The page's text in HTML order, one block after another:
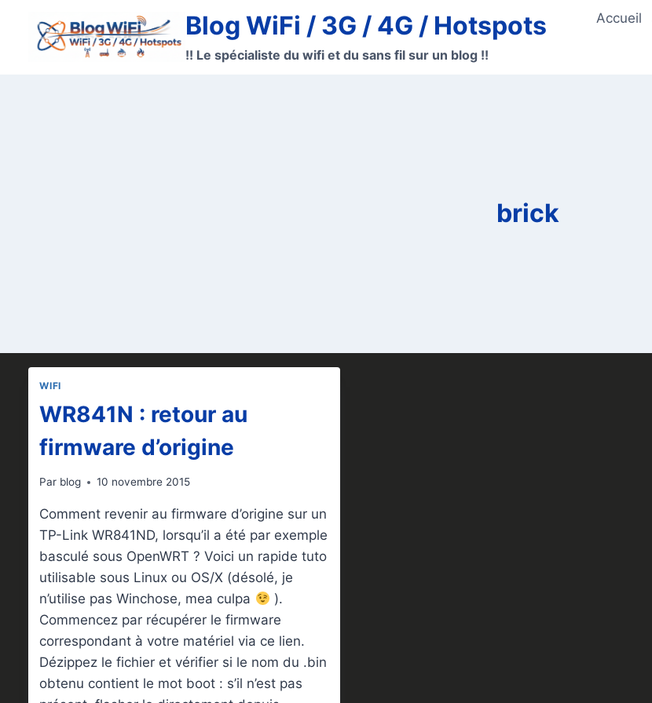
contenu
Blog WiFi / 3G / 4G / Hotspots
!! Le spécialiste du wifi et du sans fil sur un blog !!
Accueil
brick
WIFI
WR841N : retour au
firmware d’origine
Par blog 10 novembre 2015
Comment revenir au firmware d’origine sur un
TP-Link WR841ND, lorsqu’il a été par exemple
basculé sous OpenWRT ? Voici un rapide tuto
utilisable sous Linux ou OS/X (désolé, je
n’utilise pas Winchose, mea culpa
).
Commencez par récupérer le firmware
correspondant à votre matériel via ce lien.
Dézippez le fichier et vérifier si le nom du .bin
obtenu contient le mot boot : s’il n’est pas